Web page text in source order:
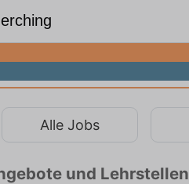
Alle Jobs
und